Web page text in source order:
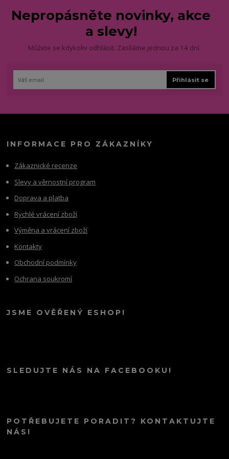
Nepropásněte novinky, akce
a slevy!
Můžete se kdykoliv odhlásit. Zasíláme jednou za 14 dní.
Přihlásit se
INFORMACE PRO ZÁKAZNÍKY
Zákaznické recenze
Slevy a věrnostní program
Doprava a platba
Rychlé vrácení zboží
Výměna a vrácení zboží
Kontakty
Obchodní podmínky
Ochrana soukromí
JSME OVĚŘENÝ ESHOP!
SLEDUJTE NÁS NA FACEBOOKU!
POTŘEBUJETE PORADIT? KONTAKTUJTE
NÁS!